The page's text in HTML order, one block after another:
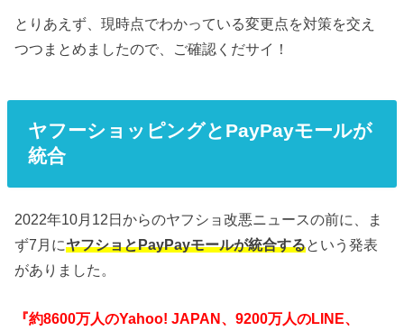
とりあえず、現時点でわかっている変更点を対策を交え
つつまとめましたので、ご確認くだサイ！
ヤフーショッピングとPayPayモールが
統合
2022年10月12日からのヤフショ改悪ニュースの前に、ま
ず7月にヤフショとPayPayモールが統合するという発表
がありました。
『約8600万人のYahoo! JAPAN、9200万人のLINE、